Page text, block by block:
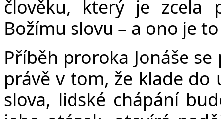
člověku, který je zcela
Božímu slovu – a ono je
Příběh proroka Jonáše
právě v tom, že klade do
slova, lidské chápání